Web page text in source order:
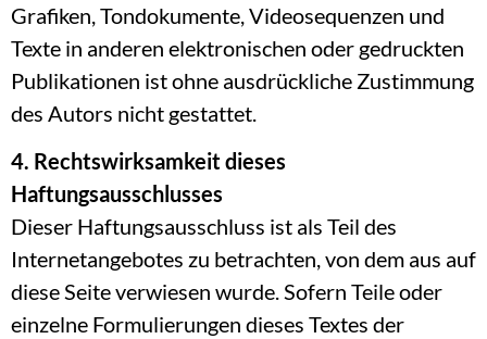
Grafiken, Tondokumente, Videosequenzen und
Texte in anderen elektronischen oder gedruckten
Publikationen ist ohne ausdrückliche Zustimmung
des Autors nicht gestattet.
4. Rechtswirksamkeit dieses
Haftungsausschlusses
Dieser Haftungsausschluss ist als Teil des
Internetangebotes zu betrachten, von dem aus auf
diese Seite verwiesen wurde. Sofern Teile oder
einzelne Formulierungen dieses Textes der